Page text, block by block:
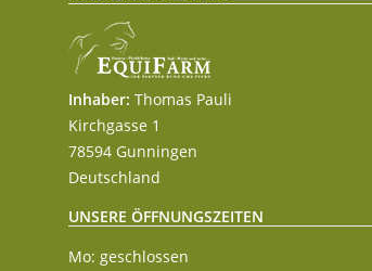
Inhaber: Thomas Pauli
Kirchgasse 1
78594 Gunningen
Deutschland
UNSERE ÖFFNUNGSZEITEN
Mo: geschlossen